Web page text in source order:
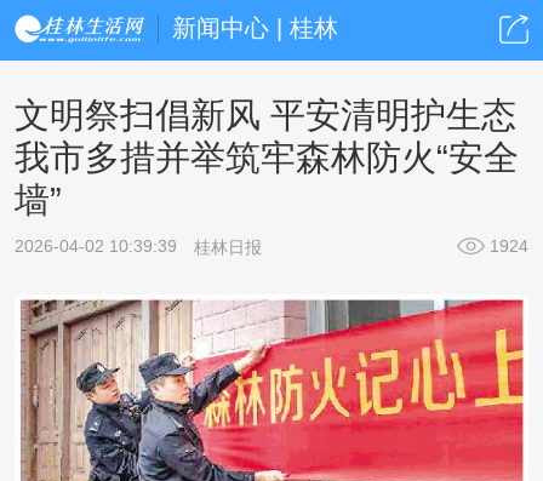
新闻中心 | 桂林
文明祭扫倡新风 平安清明护生态
我市多措并举筑牢森林防火“安全
墙”
2026-04-02 10:39:39 桂林日报 1924